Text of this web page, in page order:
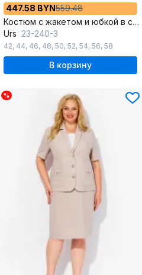
447.58 BYN559.48
Костюм с жакетом и юбкой в стиле Chanel из твида
Urs 23-240-3
42, 44, 46, 48, 50, 52, 54, 56, 58
В корзину
%